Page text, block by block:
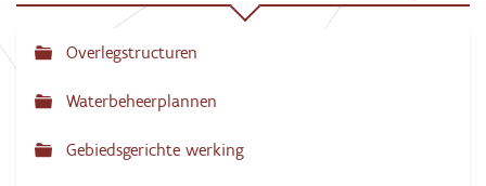
N
a
i
Overlegstructuren
Waterbeheerplannen
Gebiedsgerichte werking